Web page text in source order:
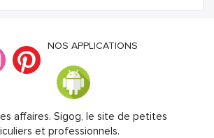
NOS APPLICATIONS
affaires. Sigog, le site de petites
et professionnels.